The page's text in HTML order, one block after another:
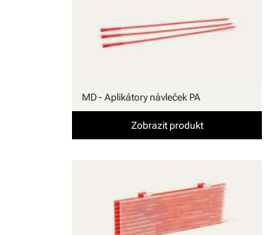
MD - Aplikátory návleček PA
Zobrazit produkt